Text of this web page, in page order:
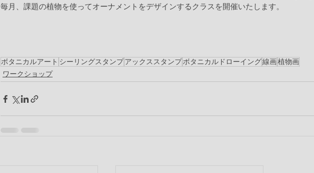
毎月、課題の植物を使ってオーナメントをデザインするクラスを開催いたします。
ボタニカルアート シーリングスタンプアックススタンプボタニカルドローイング線画植物画
ワークショップ